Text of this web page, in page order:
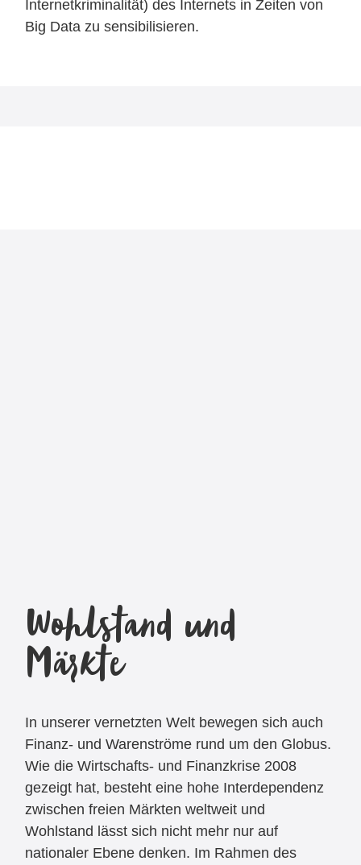
Internetkriminalität) des Internets in Zeiten von
Big Data zu sensibilisieren.
Wohlstand und
Märkte
In unserer vernetzten Welt bewegen sich auch
Finanz- und Warenströme rund um den Globus.
Wie die Wirtschafts- und Finanzkrise 2008
gezeigt hat, besteht eine hohe Interdependenz
zwischen freien Märkten weltweit und
Wohlstand lässt sich nicht mehr nur auf
nationaler Ebene denken. Im Rahmen des